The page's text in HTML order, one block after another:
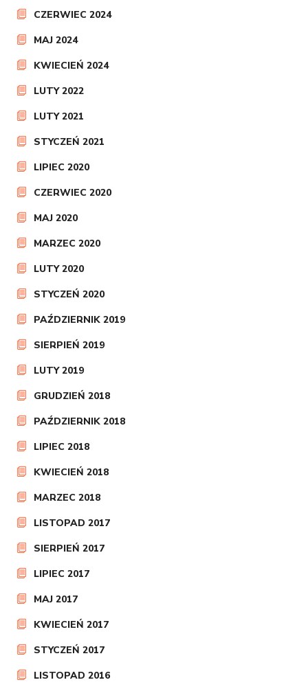
CZERWIEC 2024
MAJ 2024
KWIECIEŃ 2024
LUTY 2022
LUTY 2021
STYCZEŃ 2021
LIPIEC 2020
CZERWIEC 2020
MAJ 2020
MARZEC 2020
LUTY 2020
STYCZEŃ 2020
PAŹDZIERNIK 2019
SIERPIEŃ 2019
LUTY 2019
GRUDZIEŃ 2018
PAŹDZIERNIK 2018
LIPIEC 2018
KWIECIEŃ 2018
MARZEC 2018
LISTOPAD 2017
SIERPIEŃ 2017
LIPIEC 2017
MAJ 2017
KWIECIEŃ 2017
STYCZEŃ 2017
LISTOPAD 2016